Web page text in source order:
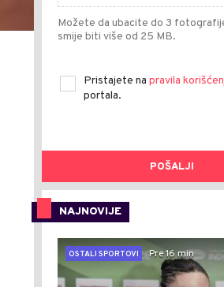
Možete da ubacite do 3
smije biti više od 25 MB.
Pristajete na pravila
portala.
POŠALJI
NAJNOVIJE
OSTALI SPORTOVI
Pre 16 min